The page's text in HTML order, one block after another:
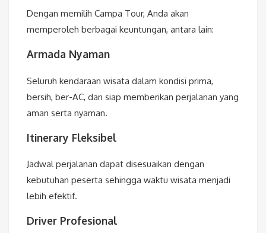
Dengan memilih Campa Tour, Anda akan
memperoleh berbagai keuntungan, antara lain:
Armada Nyaman
Seluruh kendaraan wisata dalam kondisi prima,
bersih, ber-AC, dan siap memberikan perjalanan yang
aman serta nyaman.
Itinerary Fleksibel
Jadwal perjalanan dapat disesuaikan dengan
kebutuhan peserta sehingga waktu wisata menjadi
lebih efektif.
Driver Profesional